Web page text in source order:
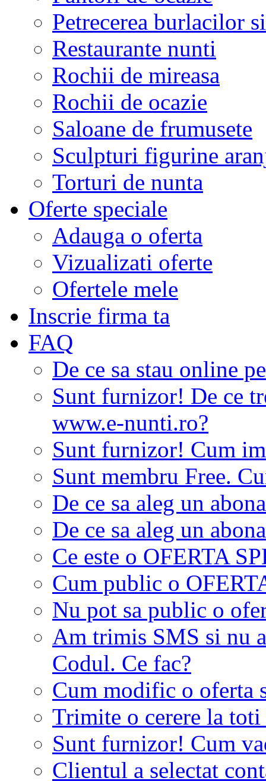
Petrecerea burlacilor
Restaurante nunti
Rochii de mireasa
Rochii de ocazie
Saloane de frumusete
Sculpturi figurine
Torturi de nunta
Oferte speciale
Adauga o oferta
Vizualizati oferte
Ofertele mele
Inscrie firma ta
FAQ
De ce sa stau online
Sunt furnizor! De ce
www.e-nunti.ro?
Sunt furnizor! Cum
Sunt membru Free.
De ce sa aleg un
De ce sa aleg un
Ce este o OFERTA
Cum public o
Nu pot sa public o
Am trimis SMS si nu
Codul. Ce fac?
Cum modific o oferta
Trimite o cerere la
Sunt furnizor! Cum
Clientul a selectat